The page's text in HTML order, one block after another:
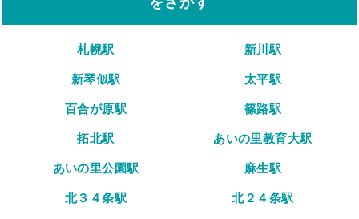
札幌駅
新川駅
新琴似駅
太平駅
百合が原駅
篠路駅
拓北駅
あいの里教育大駅
あいの里公園駅
麻生駅
北３４条駅
北２４条駅